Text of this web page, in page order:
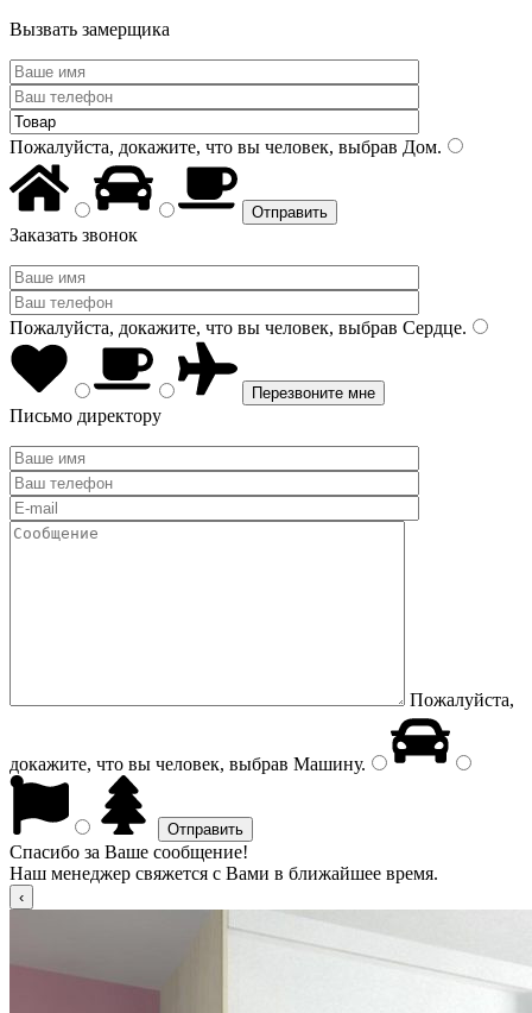
Вызвать замерщика
Пожалуйста, докажите, что вы человек, выбрав Дом.
Заказать звонок
Пожалуйста, докажите, что вы человек, выбрав Сердце.
Письмо директору
Пожалуйста,
докажите, что вы человек, выбрав Машину.
Спасибо за Ваше сообщение!
Наш менеджер свяжется с Вами в ближайшее время.